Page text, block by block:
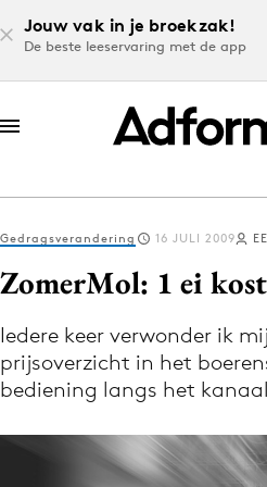
Jouw vak in je broekzak!
De beste leeservaring met de app
Log in
Download
Volg het laatste
Nieuws
Gedragsverandering 16 JULI 2009
ZomerMol: 1 ei
Iedere keer verwonder ik
prijsoverzicht in het
bediening langs het